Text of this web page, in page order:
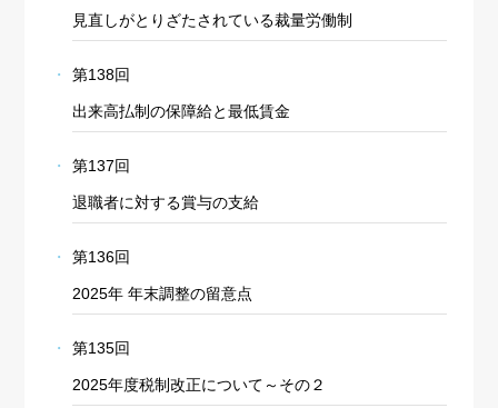
見直しがとりざたされている裁量労働制
第138回
出来高払制の保障給と最低賃金
第137回
退職者に対する賞与の支給
第136回
2025年 年末調整の留意点
第135回
2025年度税制改正について～その２